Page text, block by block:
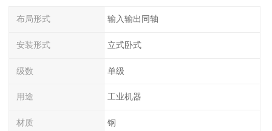
布局形式 输入输出同轴
安装形式 立式卧式
级数 单级
用途 工业机器
材质 钢